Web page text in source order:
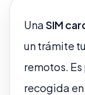
UnaSIM
un trámite
remotos.
recogida